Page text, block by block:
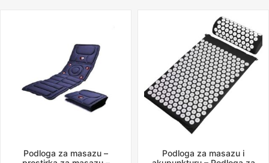
Podloga za masazu –
Podloga za masazu i